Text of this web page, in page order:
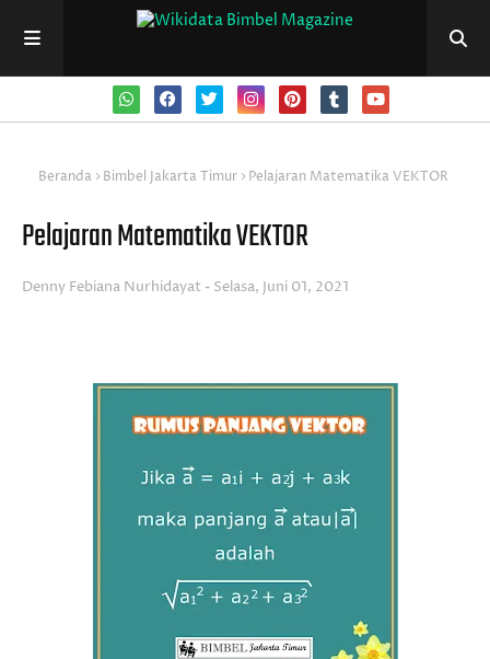
Beranda Bimbel Jakarta Timur Pelajaran Matematika VEKTOR
Pelajaran Matematika VEKTOR
Denny Febiana Nurhidayat Selasa, Juni 01, 2021